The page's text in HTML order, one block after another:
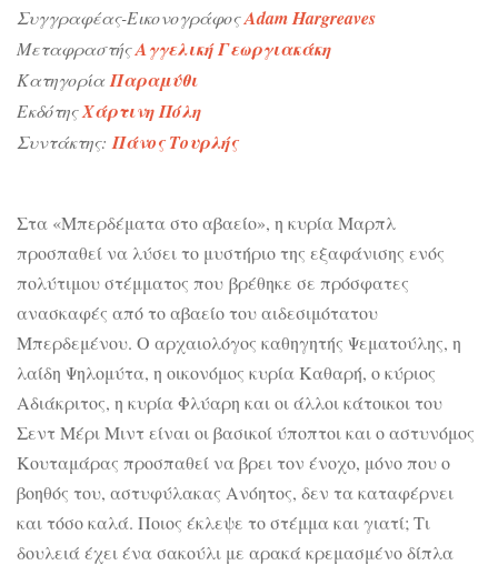
Συγγραφέας-ΕικονογράφοςAdam Hargreaves
ΜεταφραστήςΑγγελική Γεωργιακάκη
Κατηγορία Παραμύθι
ΕκδότηςΧάρτινη Πόλη
Συντάκτης: Πάνος Τουρλής
Στα «Μπερδέματα στο αβαείο», η κυρία Μαρπλ
προσπαθεί να λύσει το μυστήριο της εξαφάνισης ενός
πολύτιμου στέμματος που βρέθηκε σε πρόσφατες
ανασκαφές από το αβαείο του αιδεσιμότατου
Μπερδεμένου. Ο αρχαιολόγος καθηγητής Ψεματούλης, η
λαίδη Ψηλομύτα, η οικονόμος κυρία Καθαρή, ο κύριος
Αδιάκριτος, η κυρία Φλύαρη και οι άλλοι κάτοικοι του
Σεντ Μέρι Μιντ είναι οι βασικοί ύποπτοι και ο αστυνόμος
Κουταμάρας προσπαθεί να βρει τον ένοχο, μόνο που ο
βοηθός του, αστυφύλακας Ανόητος, δεν τα καταφέρνει
και τόσο καλά. Ποιος έκλεψε το στέμμα και γιατί; Τι
δουλειά έχει ένα σακούλι με αρακά κρεμασμένο δίπλα